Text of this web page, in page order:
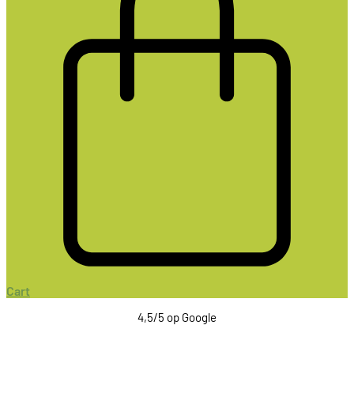
Cart
4,5/5 op Google